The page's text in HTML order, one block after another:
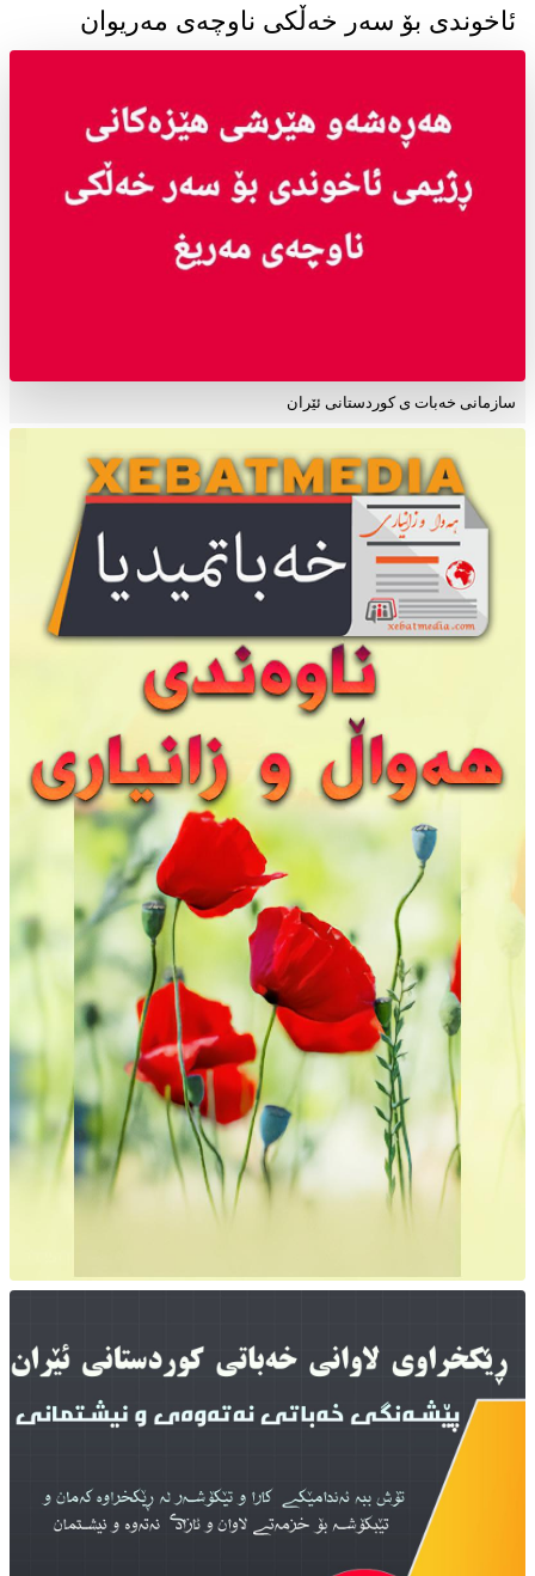
ئاخوندی بۆ سەر خەڵکی ناوچەی مەریوان
سازمانی خەبات ی کوردستانی ئێران